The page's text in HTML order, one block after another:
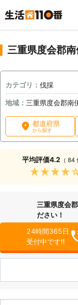
三重県度会郡
カテゴリ： 伐採
地域： 三重県度会郡南
都道府県
から探す
平均評価4.2 （ 84
三重県度会
ださい！
24時間365日
受付中です!!